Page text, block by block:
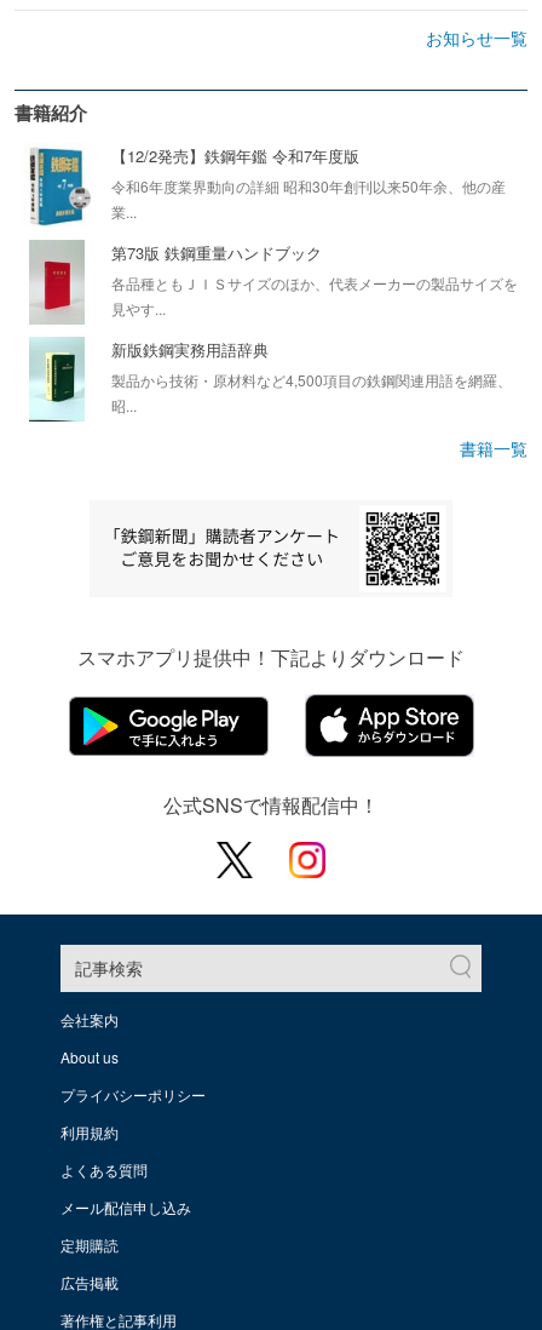
お知らせ一覧
書籍紹介
【12/2発売】鉄鋼年鑑 令和7年度版
令和6年度業界動向の詳細 昭和30年創刊以来50年余、他の産
業...
第73版 鉄鋼重量ハンドブック
各品種ともＪＩＳサイズのほか、代表メーカーの製品サイズを
見やす...
新版鉄鋼実務用語辞典
製品から技術・原材料など4,500項目の鉄鋼関連用語を網羅、
昭...
書籍一覧
スマホアプリ提供中！下記よりダウンロード
公式SNSで情報配信中！
記事検索
会社案内
About us
プライバシーポリシー
利用規約
よくある質問
メール配信申し込み
定期購読
広告掲載
著作権と記事利用